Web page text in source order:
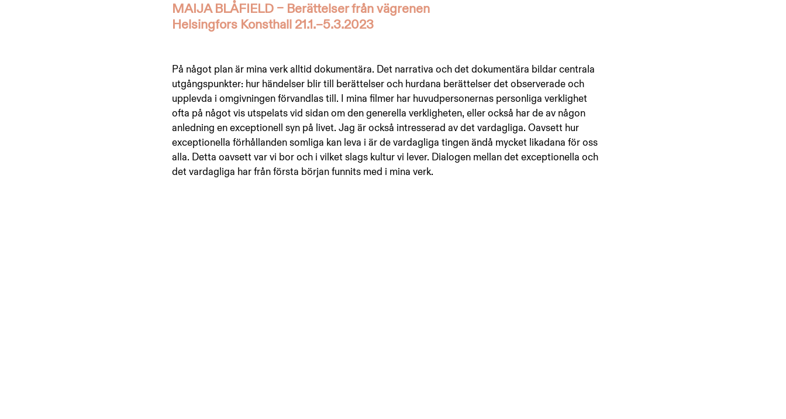
MAIJA BLÅFIELD – Berättelser från vägrenen
Helsingfors Konsthall 21.1.–5.3.2023
På något plan är mina verk alltid dokumentära. Det narrativa och det dokumentära bildar centrala
utgångspunkter: hur händelser blir till berättelser och hurdana berättelser det observerade och
upplevda i omgivningen förvandlas till. I mina filmer har huvudpersonernas personliga verklighet
ofta på något vis utspelats vid sidan om den generella verkligheten, eller också har de av någon
anledning en exceptionell syn på livet. Jag är också intresserad av det vardagliga. Oavsett hur
exceptionella förhållanden somliga kan leva i är de vardagliga tingen ändå mycket likadana för oss
alla. Detta oavsett var vi bor och i vilket slags kultur vi lever. Dialogen mellan det exceptionella och
det vardagliga har från första början funnits med i mina verk.